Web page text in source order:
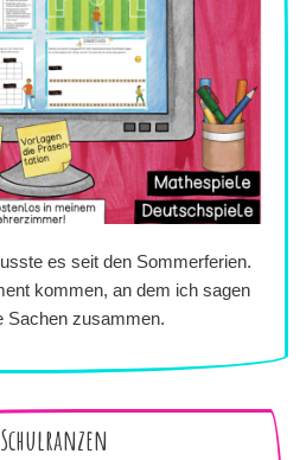
es seit den Sommerferien.
kommen, an dem ich sagen
Sachen zusammen.